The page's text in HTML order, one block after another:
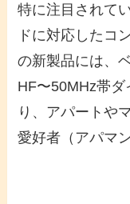
特に注目されて
ドに対応したコ
の新製品には、
HF〜50MHz帯
り、アパートや
愛好者（アパマ